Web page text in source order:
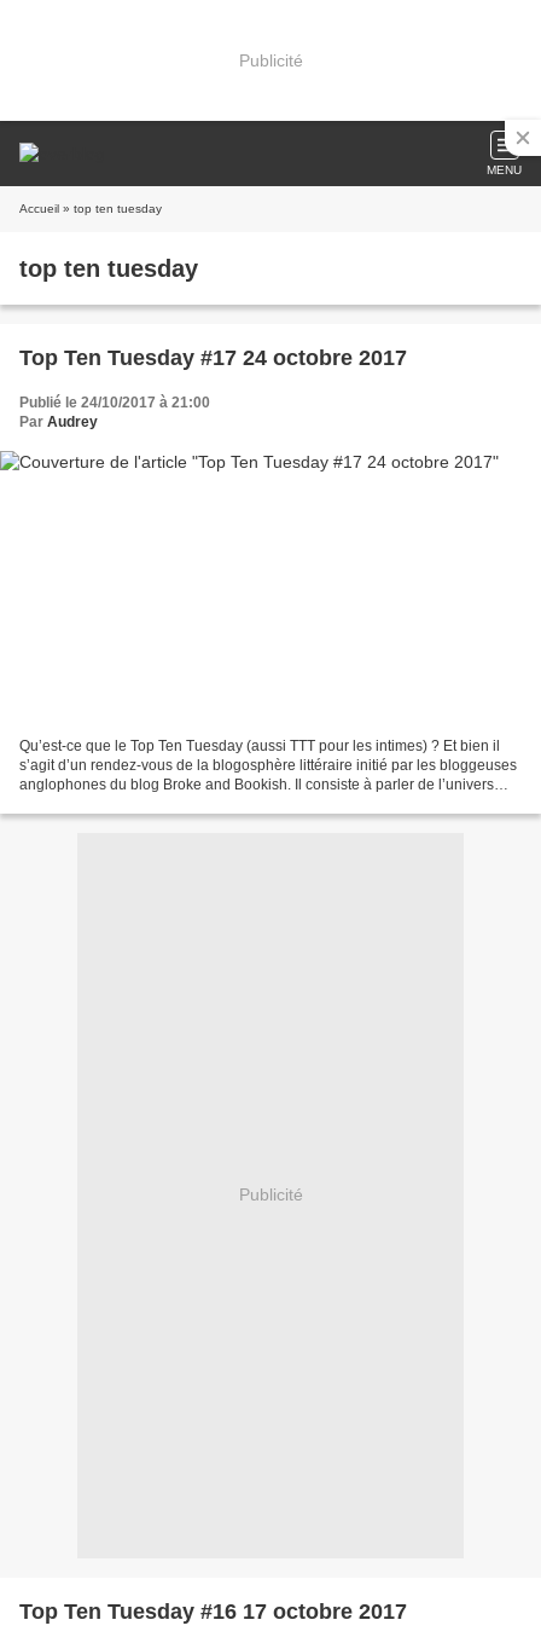
Publicité
MENU
Accueil » top ten tuesday
top ten tuesday
Top Ten Tuesday #17 24 octobre 2017
Publié le 24/10/2017 à 21:00
Par Audrey
Qu’est-ce que le Top Ten Tuesday (aussi TTT pour les intimes) ? Et bien il
s’agit d’un rendez-vous de la blogosphère littéraire initié par les bloggeuses
anglophones du blog Broke and Bookish. Il consiste à parler de l’univers
Publicité
Top Ten Tuesday #16 17 octobre 2017